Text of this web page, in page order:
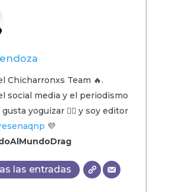
Chicharronxs Team 🔥.
social media y el periodismo
yoguizar 🧘‍♂️ y soy editor
💜
las entradas